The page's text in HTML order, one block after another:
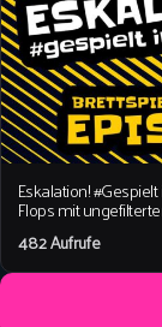
Eskalation!
Flops mit
482 Aufrufe